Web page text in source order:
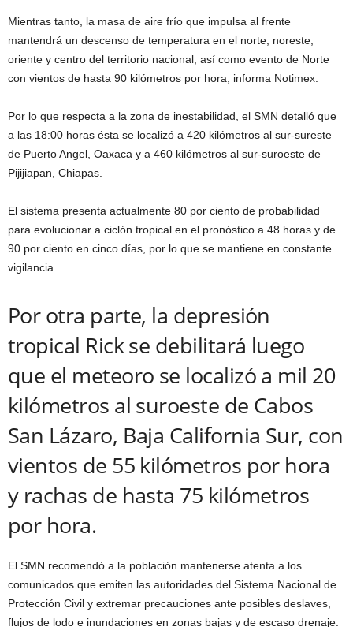
Mientras tanto, la masa de aire frío que impulsa al frente
mantendrá un descenso de temperatura en el norte, noreste,
oriente y centro del territorio nacional, así como evento de Norte
con vientos de hasta 90 kilómetros por hora, informa Notimex.
Por lo que respecta a la zona de inestabilidad, el SMN detalló que
a las 18:00 horas ésta se localizó a 420 kilómetros al sur-sureste
de Puerto Angel, Oaxaca y a 460 kilómetros al sur-suroeste de
Pijijiapan, Chiapas.
El sistema presenta actualmente 80 por ciento de probabilidad
para evolucionar a ciclón tropical en el pronóstico a 48 horas y de
90 por ciento en cinco días, por lo que se mantiene en constante
vigilancia.
Por otra parte, la depresión
tropical Rick se debilitará luego
que el meteoro se localizó a mil 20
kilómetros al suroeste de Cabos
San Lázaro, Baja California Sur, con
vientos de 55 kilómetros por hora
y rachas de hasta 75 kilómetros
por hora.
El SMN recomendó a la población mantenerse atenta a los
comunicados que emiten las autoridades del Sistema Nacional de
Protección Civil y extremar precauciones ante posibles deslaves,
flujos de lodo e inundaciones en zonas bajas y de escaso drenaje.